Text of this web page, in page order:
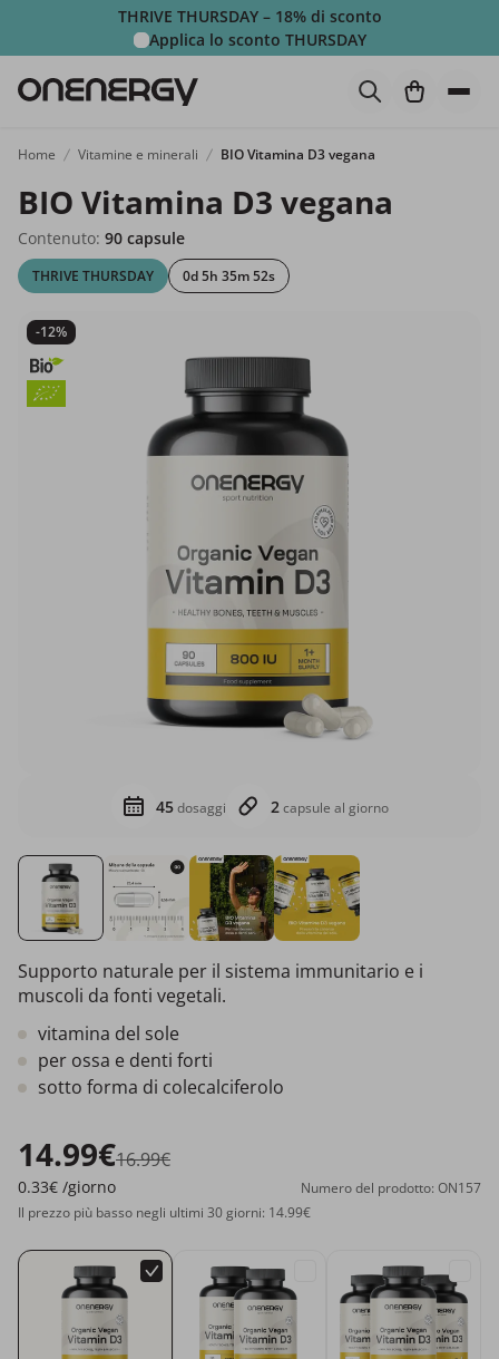
THRIVE THURSDAY – 18% di sconto
Applica lo sconto THURSDAY
Home Vitamine e minerali BIO Vitamina D3 vegana
BIO Vitamina D3 vegana
Contenuto: 90 capsule
THRIVE THURSDAY 0d 5h 35m 51s
-12%
45dosaggi 2capsule al giorno
Supporto naturale per il sistema immunitario e i
muscoli da fonti vegetali.
vitamina del sole
per ossa e denti forti
sotto forma di colecalciferolo
14.99€16.99€
0.33€ /giorno
Numero del prodotto: ON157
Il prezzo più basso negli ultimi 30 giorni: 14.99€